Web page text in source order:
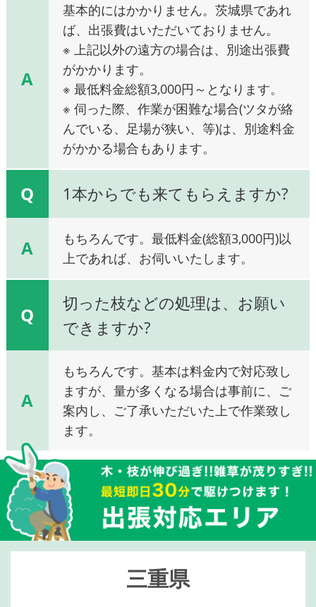
A
基本的にはかかりません。茨城県であれ
ば、出張費はいただいておりません。
※ 上記以外の遠方の場合は、別途出張費
がかかります。
※ 最低料金総額3,000円～となります。
※ 伺った際、作業が困難な場合(ツタが絡
んでいる、足場が狭い、等)は、別途料金
がかかる場合もあります。
Q 1本からでも来てもらえますか?
A
もちろんです。最低料金(総額3,000円)以
上であれば、お伺いいたします。
Q
切った枝などの処理は、お願い
できますか?
A
もちろんです。基本は料金内で対応致し
ますが、量が多くなる場合は事前に、ご
案内し、ご了承いただいた上で作業致し
ます。
三重県